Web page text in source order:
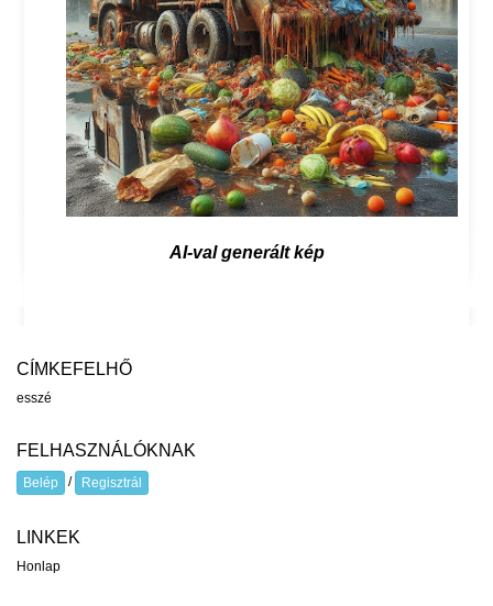
AI-val generált kép
CÍMKEFELHŐ
esszé
FELHASZNÁLÓKNAK
Belép / Regisztrál
LINKEK
Honlap